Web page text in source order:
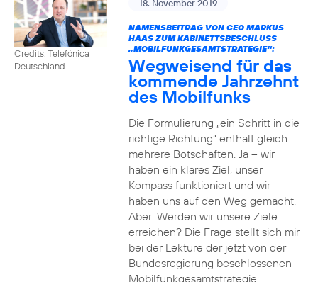
Credits: Telefónica
Deutschland
18. November 2019
NAMENSBEITRAG VON CEO MARKUS
HAAS ZUM KABINETTSBESCHLUSS
„MOBILFUNKGESAMTSTRATEGIE“:
Wegweisend für das
kommende Jahrzehnt
des Mobilfunks
Die Formulierung „ein Schritt in die
richtige Richtung“ enthält gleich
mehrere Botschaften. Ja – wir
haben ein klares Ziel, unser
Kompass funktioniert und wir
haben uns auf den Weg gemacht.
Aber: Werden wir unsere Ziele
erreichen? Die Frage stellt sich mir
bei der Lektüre der jetzt von der
Bundesregierung beschlossenen
Mobilfunkgesamtstrategie.